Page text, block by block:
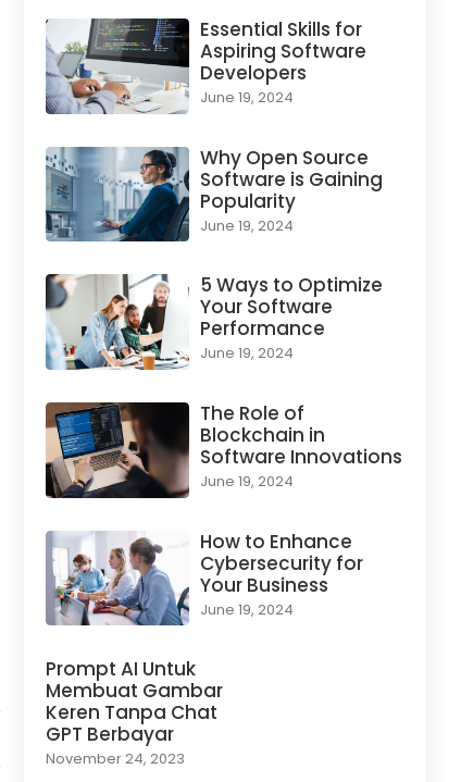
Essential Skills for
Aspiring Software
Developers
June 19, 2024
Why Open Source
Software is Gaining
Popularity
June 19, 2024
5 Ways to Optimize
Your Software
Performance
June 19, 2024
The Role of
Blockchain in
Software Innovations
June 19, 2024
How to Enhance
Cybersecurity for
Your Business
June 19, 2024
Prompt AI Untuk
Membuat Gambar
Keren Tanpa Chat
GPT Berbayar
November 24, 2023